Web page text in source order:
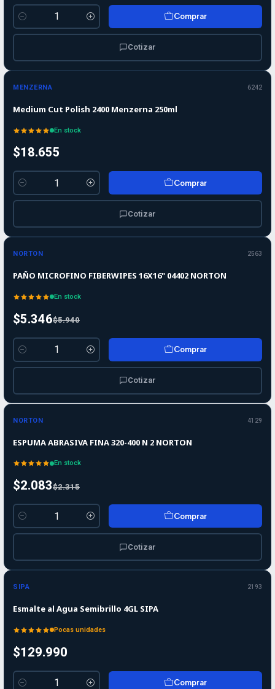
Cantidad
Comprar
Cotizar
MENZERNA 6242
Medium Cut Polish 2400 Menzerna 250ml
En stock
$18.655
Cantidad
Comprar
Cotizar
-10%OFF
NORTON 2563
PAÑO MICROFINO FIBERWIPES 16X16" 04402 NORTON
En stock
$5.346$5.940
Cantidad
Comprar
Cotizar
-10%OFF
NORTON 4129
ESPUMA ABRASIVA FINA 320-400 N 2 NORTON
En stock
$2.083$2.315
Cantidad
Comprar
Cotizar
SIPA 2193
Esmalte al Agua Semibrillo 4GL SIPA
Pocas unidades
$129.990
Comprar